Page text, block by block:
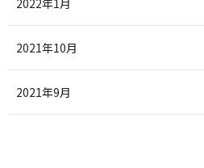
2021年10月
2021年9月